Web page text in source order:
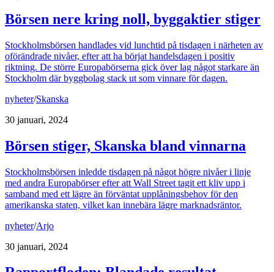
Börsen nere kring noll, byggaktier stiger
Stockholmsbörsen handlades vid lunchtid på tisdagen i närheten av
oförändrade nivåer, efter att ha börjat handelsdagen i positiv
riktning. De större Europabörserna gick över lag något starkare än
Stockholm där byggbolag stack ut som vinnare för dagen.
nyheter/Skanska
30 januari, 2024
Börsen stiger, Skanska bland vinnarna
Stockholmsbörsen inledde tisdagen på något högre nivåer i linje
med andra Europabörser efter att Wall Street tagit ett kliv upp i
samband med ett lägre än förväntat upplåningsbehov för den
amerikanska staten, vilket kan innebära lägre marknadsräntor.
nyheter/Arjo
30 januari, 2024